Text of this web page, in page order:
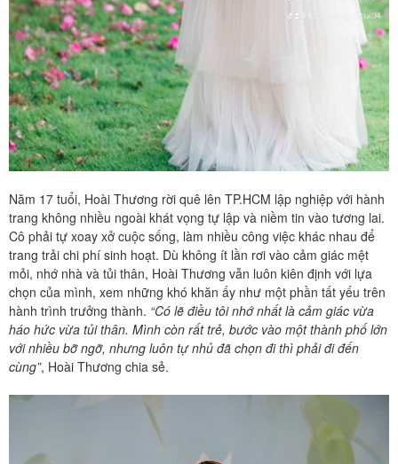
Năm 17 tuổi, Hoài Thương rời quê lên TP.HCM lập nghiệp với hành
trang không nhiều ngoài khát vọng tự lập và niềm tin vào tương lai.
Cô phải tự xoay xở cuộc sống, làm nhiều công việc khác nhau để
trang trải chi phí sinh hoạt. Dù không ít lần rơi vào cảm giác mệt
mỏi, nhớ nhà và tủi thân, Hoài Thương vẫn luôn kiên định với lựa
chọn của mình, xem những khó khăn ấy như một phần tất yếu trên
hành trình trưởng thành. “Có lẽ điều tôi nhớ nhất là cảm giác vừa
háo hức vừa tủi thân. Mình còn rất trẻ, bước vào một thành phố lớn
với nhiều bỡ ngỡ, nhưng luôn tự nhủ đã chọn đi thì phải đi đến
cùng”, Hoài Thương chia sẻ.